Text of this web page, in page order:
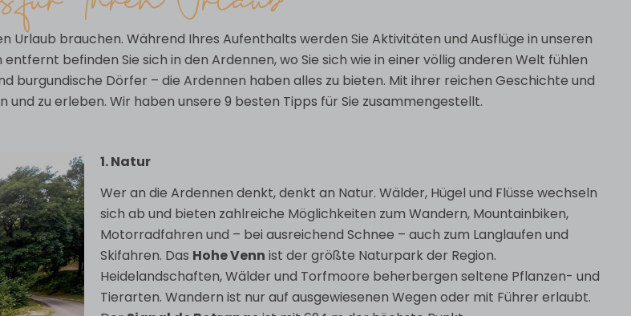
Urlaub brauchen. Während Ihres Aufenthalts werden Sie Aktivitäten und Ausflüge in unseren
befinden Sie sich in den Ardennen, wo Sie sich wie in einer völlig anderen Welt fühlen
burgundische Dörfer – die Ardennen haben alles zu bieten. Mit ihrer reichen Geschichte und
und zu erleben. Wir haben unsere 9 besten Tipps für Sie zusammengestellt.
1. Natur
Wer an die Ardennen denkt, denkt an Natur. Wälder, Hügel und Flüsse wechseln
sich ab und bieten zahlreiche Möglichkeiten zum Wandern, Mountainbiken,
Motorradfahren und – bei ausreichend Schnee – auch zum Langlaufen und
Skifahren. Das Hohe Venn ist der größte Naturpark der Region.
Heidelandschaften, Wälder und Torfmoore beherbergen seltene Pflanzen- und
Tierarten. Wandern ist nur auf ausgewiesenen Wegen oder mit Führer erlaubt.